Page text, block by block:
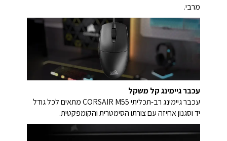
מרבי.
עכבר גיימינג קל משקל
עכבר גיימינג רב-תכליתי CORSAIR M55 מתאים לכל גודל
יד וסגנון אחיזה עם צורתו הסימטרית והקומפקטית.